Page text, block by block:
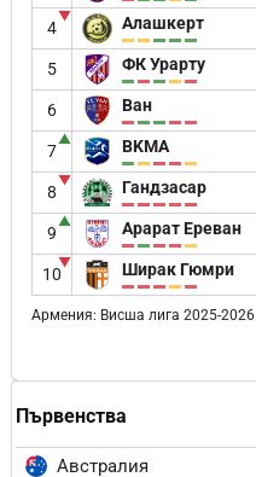
Първенства
Австралия
4
▼ Алашкерт
5 ФК Урарту
6 Ван
7
▲ BKMA
8
▼ Гандзасар
9
▲ Арарат Ереван
10
▼ Ширак Гюмри
Армения: Висша лига 2025-2026